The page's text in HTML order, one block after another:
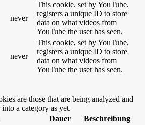
never
This cookie, set by YouTube,
registers a unique ID to store
data on what videos from
YouTube the user has seen.
never
This cookie, set by YouTube,
registers a unique ID to store
data on what videos from
YouTube the user has seen.
are those that are being analyzed and
a category as yet.
Dauer Beschreibung